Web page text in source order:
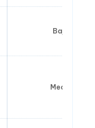
Baja
Media